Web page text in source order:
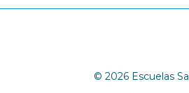
© 2026 Escuelas